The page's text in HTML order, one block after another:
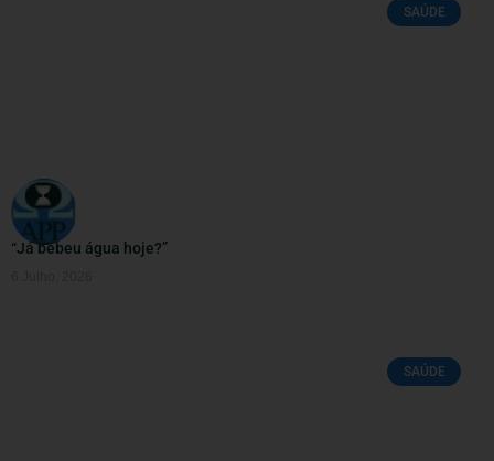
SAÚDE
“Já bebeu água hoje?”
SAÚDE